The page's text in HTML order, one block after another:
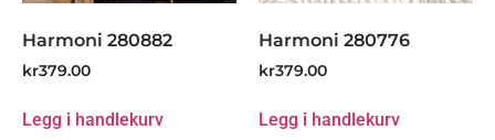
Harmoni 280882
kr379.00
Legg i handlekurv
Harmoni 280776
kr379.00
Legg i handlekurv